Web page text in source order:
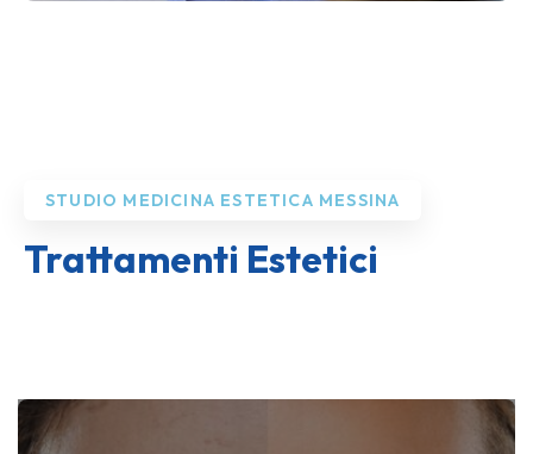
STUDIO MEDICINA ESTETICA MESSINA
Trattamenti Estetici